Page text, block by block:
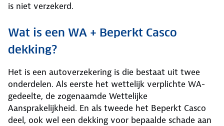
is niet verzekerd.
Wat is een WA + Beperkt Casco
dekking?
Het is een autoverzekering is die bestaat uit twee
onderdelen. Als eerste het wettelijk verplichte WA-
gedeelte, de zogenaamde Wettelijke
Aansprakelijkheid. En als tweede het Beperkt Casco
deel, ook wel een dekking voor bepaalde schade aan